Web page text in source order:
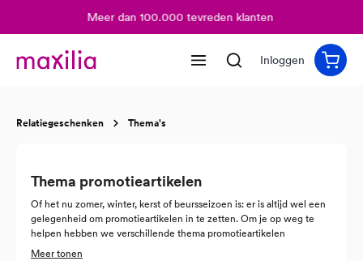
Meer dan 100.000 tevreden klanten
Inloggen
Relatiegeschenken Thema's
Thema promotieartikelen
Of het nu zomer, winter, kerst of beursseizoen is: er is altijd wel een
gelegenheid om promotieartikelen in te zetten. Om je op weg te
helpen hebben we verschillende thema promotieartikelen
gecategoriseerd. Voor elk thema en elk seizoen een eigen pagina
Meer tonen